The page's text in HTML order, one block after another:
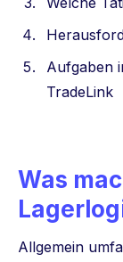
Aufgaben
TradeLink
Was
Allgemein